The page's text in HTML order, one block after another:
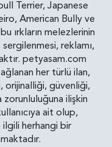
Terrier, Japanese
American Bully ve
ırkların melezlerinin
reklamı,
petyasam.com
her türlü ilan,
orijinalliği, güvenliği,
ilişkin
ait olup,
herhangi bir